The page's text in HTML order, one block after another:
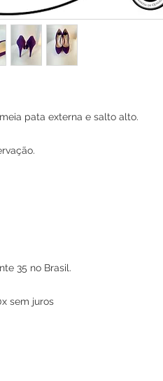
pata externa e salto alto.
35 no Brasil.
sem juros